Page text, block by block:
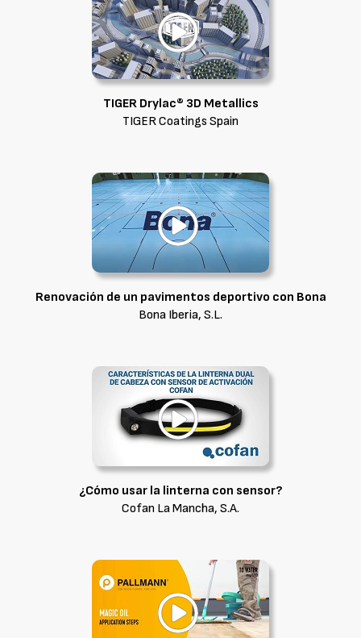
TIGER Drylac® 3D Metallics
TIGER Coatings Spain
Renovación de un pavimentos deportivo con Bona
Bona Iberia, S.L.
¿Cómo usar la linterna con sensor?
Cofan La Mancha, S.A.